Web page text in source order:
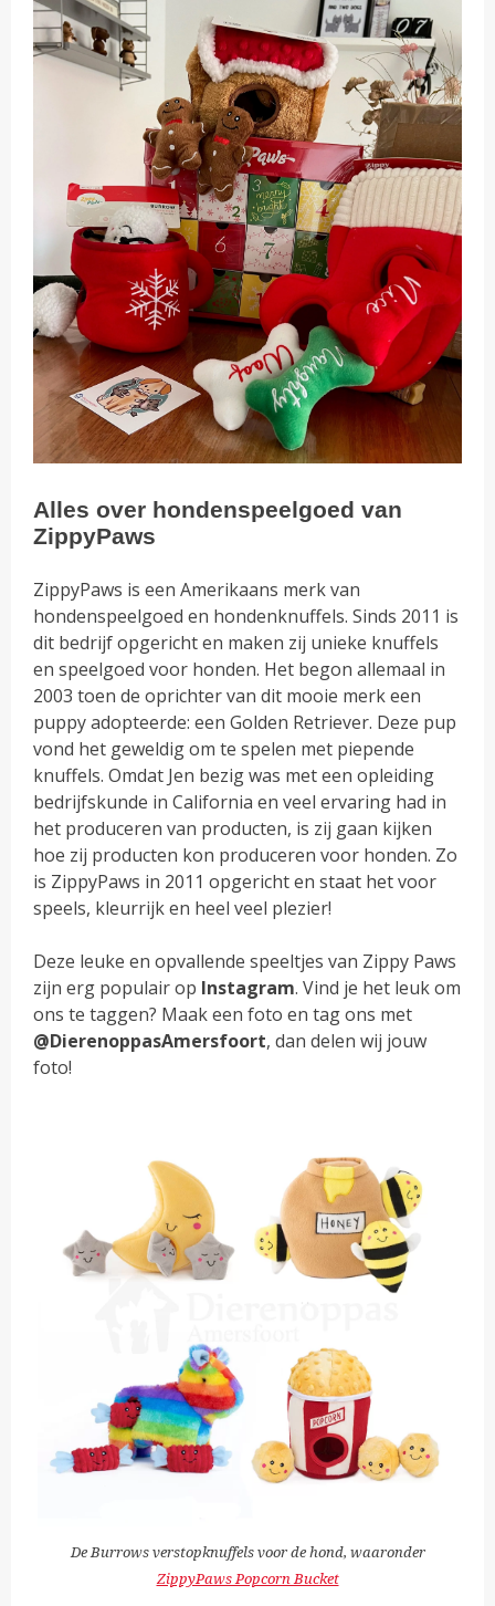
Alles over hondenspeelgoed van
ZippyPaws
ZippyPaws is een Amerikaans merk van
hondenspeelgoed en hondenknuffels. Sinds 2011 is
dit bedrijf opgericht en maken zij unieke knuffels
en speelgoed voor honden. Het begon allemaal in
2003 toen de oprichter van dit mooie merk een
puppy adopteerde: een Golden Retriever. Deze pup
vond het geweldig om te spelen met piepende
knuffels. Omdat Jen bezig was met een opleiding
bedrijfskunde in California en veel ervaring had in
het produceren van producten, is zij gaan kijken
hoe zij producten kon produceren voor honden. Zo
is ZippyPaws in 2011 opgericht en staat het voor
speels, kleurrijk en heel veel plezier!
Deze leuke en opvallende speeltjes van Zippy Paws
zijn erg populair op Instagram. Vind je het leuk om
ons te taggen? Maak een foto en tag ons met
@DierenoppasAmersfoort, dan delen wij jouw
foto!
De Burrows verstopknuffels voor de hond, waaronder
ZippyPaws Popcorn Bucket